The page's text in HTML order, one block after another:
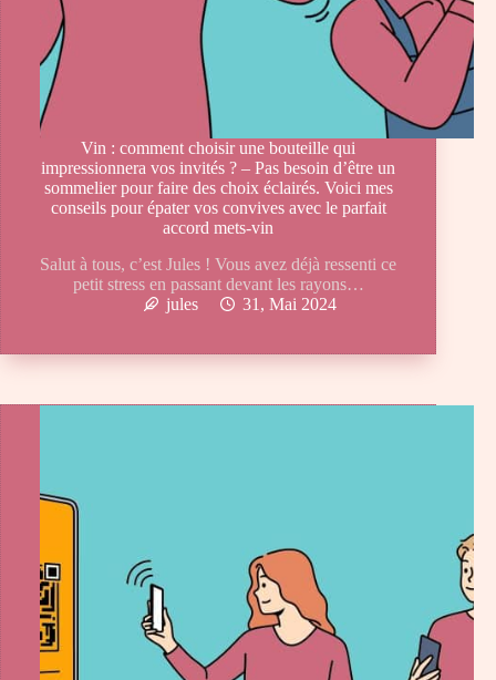
Vin : comment choisir une bouteille qui
impressionnera vos invités ? – Pas besoin d’être un
sommelier pour faire des choix éclairés. Voici mes
conseils pour épater vos convives avec le parfait
accord mets-vin
Salut à tous, c’est Jules ! Vous avez déjà ressenti ce
petit stress en passant devant les rayons…
jules
31, Mai 2024